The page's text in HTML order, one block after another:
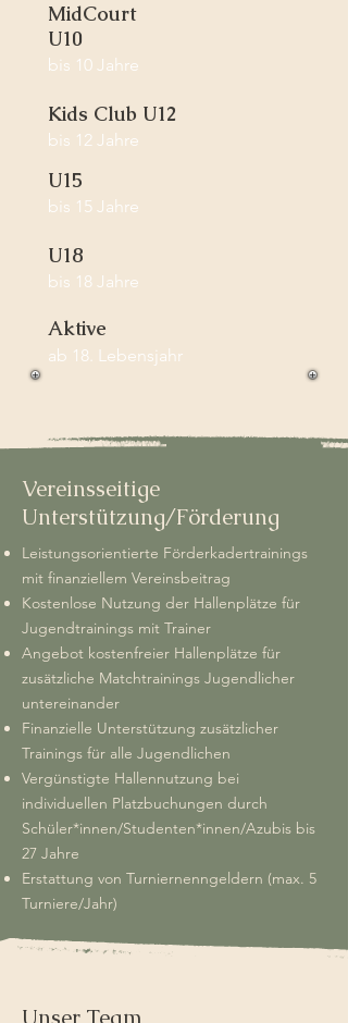
MidCourt
U10
bis 10 Jahre
Kids Club U12
bis 12 Jahre
U15
bis 15 Jahre
U18
bis 18 Jahre
Aktive
ab 18. Lebensjahr
Vereinsseitige
Unterstützung/Förderung
Leistungsorientierte Förderkadertrainings
mit finanziellem Vereinsbeitrag
Kostenlose Nutzung der Hallenplätze für
Jugendtrainings mit Trainer
Angebot kostenfreier Hallenplätze für
zusätzliche Matchtrainings Jugendlicher
untereinander
Finanzielle Unterstützung zusätzlicher
Trainings für alle Jugendlichen
Vergünstigte Hallennutzung bei
individuellen Platzbuchungen durch
Schüler*innen/Studenten*innen/Azubis bis
27 Jahre
Erstattung von Turniernenngeldern (max. 5
Turniere/Jahr)